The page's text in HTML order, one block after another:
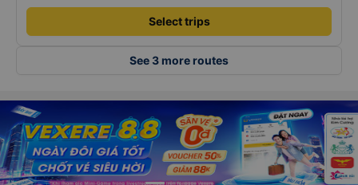
Select trips
See 3 more routes